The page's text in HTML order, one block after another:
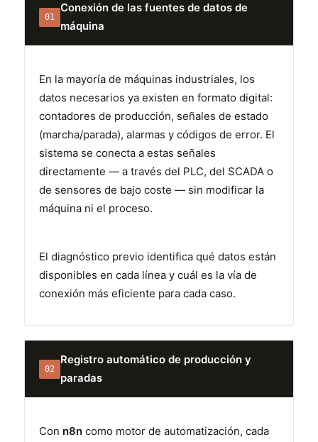
01
Conexión de las fuentes de datos de
máquina
En la mayoría de máquinas industriales, los
datos necesarios ya existen en formato digital:
contadores de producción, señales de estado
(marcha/parada), alarmas y códigos de error. El
sistema se conecta a estas señales
directamente — a través del PLC, del SCADA o
de sensores de bajo coste — sin modificar la
máquina ni el proceso.
El diagnóstico previo identifica qué datos están
disponibles en cada línea y cuál es la vía de
conexión más eficiente para cada caso.
02
Registro automático de producción y
paradas
Con n8n como motor de automatización, cada